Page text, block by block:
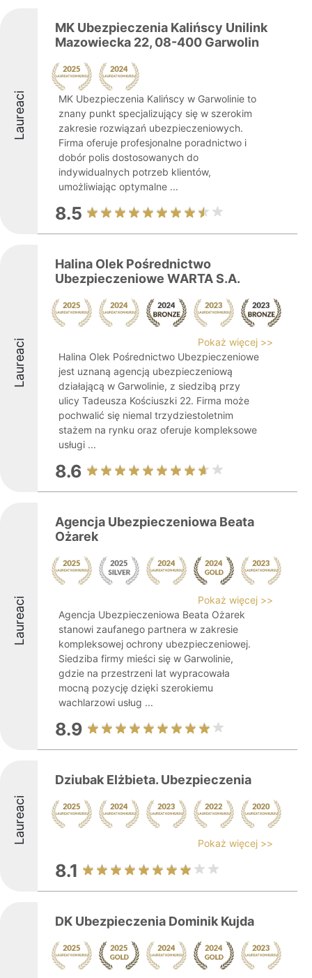
Laureaci
MK Ubezpieczenia Kalińscy Unilink
Mazowiecka 22, 08-400 Garwolin
MK Ubezpieczenia Kalińscy w Garwolinie to
znany punkt specjalizujący się w szerokim
zakresie rozwiązań ubezpieczeniowych.
Firma oferuje profesjonalne poradnictwo i
dobór polis dostosowanych do
indywidualnych potrzeb klientów,
umożliwiając optymalne ...
8.5
Laureaci
Halina Olek Pośrednictwo
Ubezpieczeniowe WARTA S.A.
Pokaż więcej >>
Halina Olek Pośrednictwo Ubezpieczeniowe
jest uznaną agencją ubezpieczeniową
działającą w Garwolinie, z siedzibą przy
ulicy Tadeusza Kościuszki 22. Firma może
pochwalić się niemal trzydziestoletnim
stażem na rynku oraz oferuje kompleksowe
usługi ...
8.6
Laureaci
Agencja Ubezpieczeniowa Beata
Ożarek
Pokaż więcej >>
Agencja Ubezpieczeniowa Beata Ożarek
stanowi zaufanego partnera w zakresie
kompleksowej ochrony ubezpieczeniowej.
Siedziba firmy mieści się w Garwolinie,
gdzie na przestrzeni lat wypracowała
mocną pozycję dzięki szerokiemu
wachlarzowi usług ...
8.9
Laureaci
Dziubak Elżbieta. Ubezpieczenia
Pokaż więcej >>
8.1
DK Ubezpieczenia Dominik Kujda